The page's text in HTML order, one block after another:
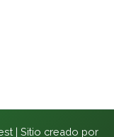
| Sitio creado por